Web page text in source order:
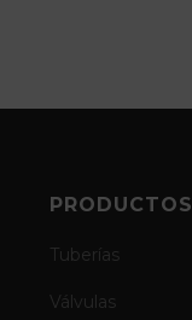
PRODUCTOS
Tuberías
Válvulas